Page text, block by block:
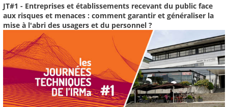
JT#1 - Entreprises et établissements recevant du public face
aux risques et menaces : comment garantir et généraliser la
mise à l'abri des usagers et du personnel ?